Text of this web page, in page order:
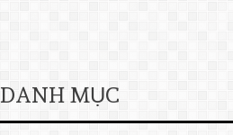
DANH MỤC